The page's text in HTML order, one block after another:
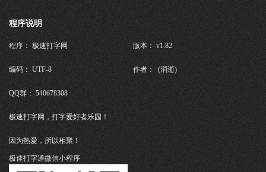
程序说明
程序： 极速打字网 版本： v1.82
编码： UTF-8 作者： (消逝)
QQ群： 540678308
极速打字网，打字爱好者乐园！
因为热爱，所以相聚！
极速打字通微信小程序